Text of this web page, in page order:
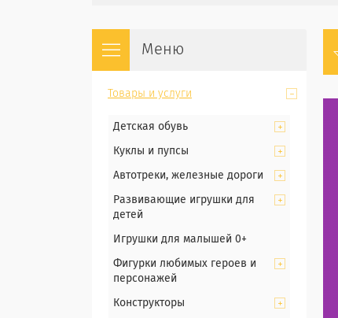
Товары и услуги
Детская обувь
Куклы и пупсы
Автотреки, железные дороги
Развивающие игрушки для
детей
Игрушки для малышей 0+
Фигурки любимых героев и
персонажей
Конструкторы